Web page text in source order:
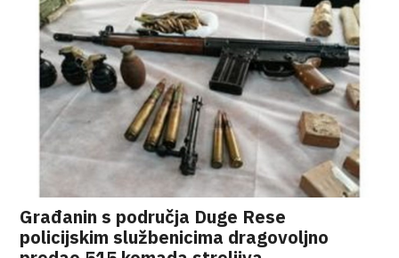
Građanin s područja Duge Rese
policijskim službenicima dragovoljno